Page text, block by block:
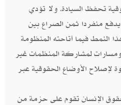
تحفظ السيادة، ولا تؤدي
منفردا ثمن الصراع بين
النمط فيما أتاحته المنظومة
لمشاركة المنظمات غير
لإصلاح الأوضاع الحقوقية عبر
الإنسان تقوم على حزمة من